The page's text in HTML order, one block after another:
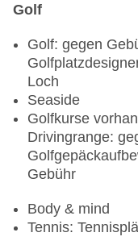
Golf
Golf: gegen
Loch
Seaside
Golfkurse
Drivingrange:
Gebühr
Body & mind
Tennis: